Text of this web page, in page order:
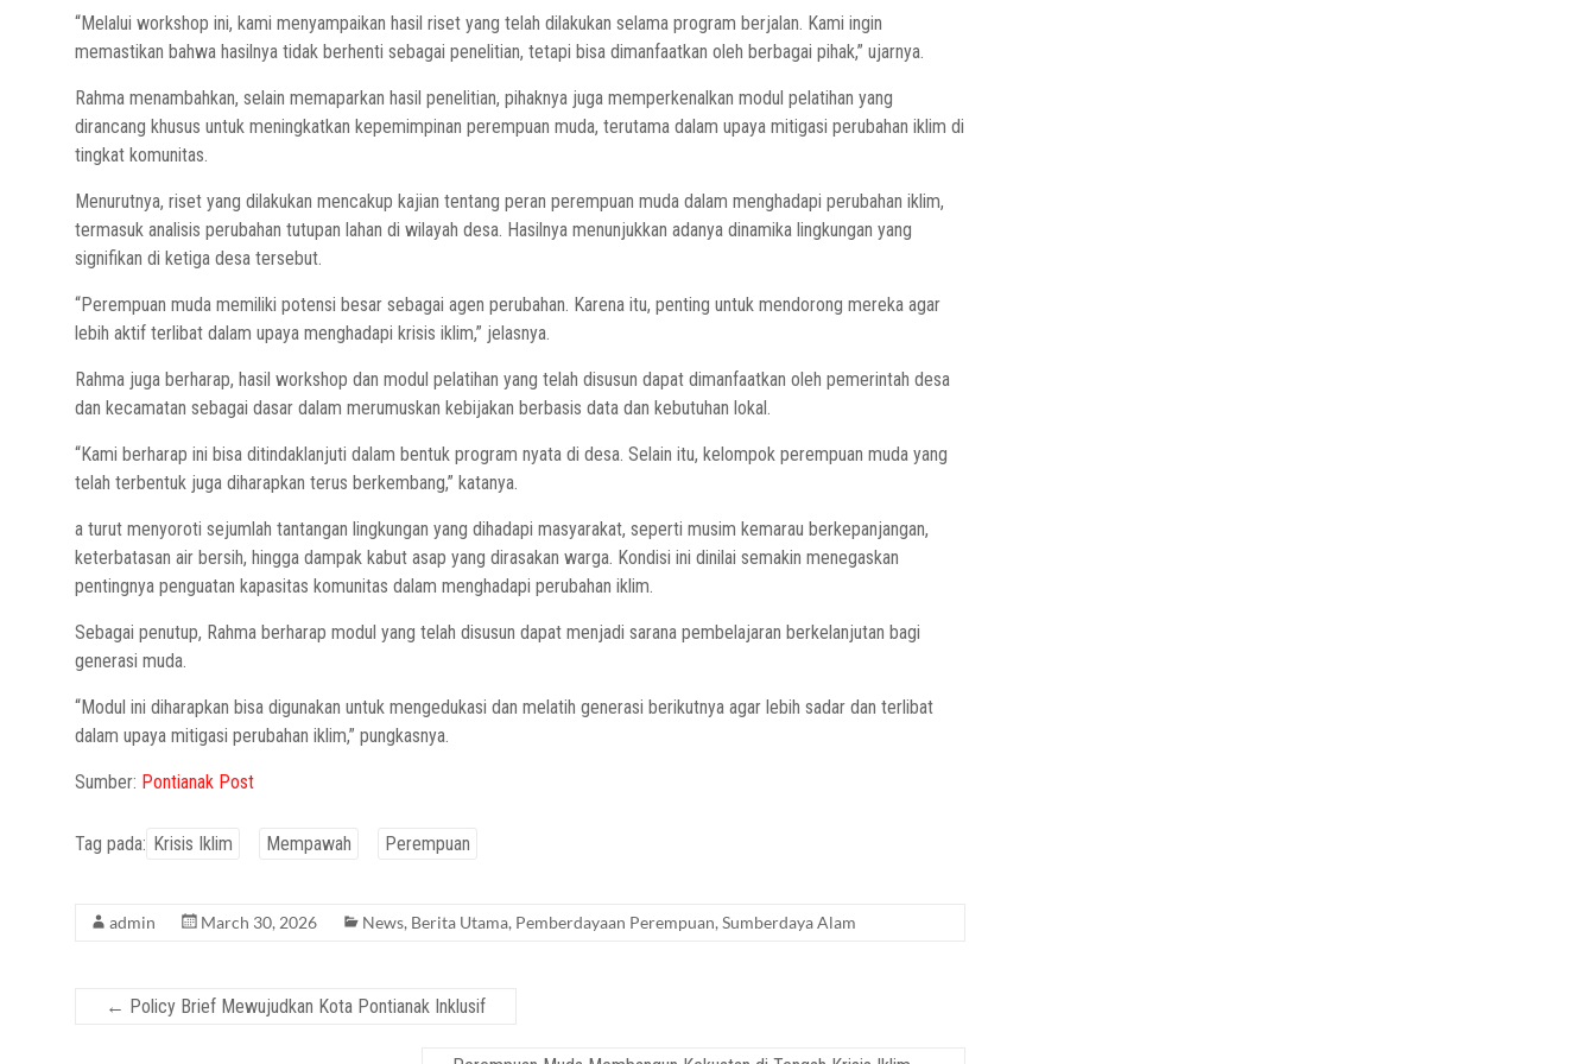
“Melalui workshop ini, kami menyampaikan hasil riset yang telah dilakukan selama program berjalan. Kami ingin
memastikan bahwa hasilnya tidak berhenti sebagai penelitian, tetapi bisa dimanfaatkan oleh berbagai pihak,” ujarnya.
Rahma menambahkan, selain memaparkan hasil penelitian, pihaknya juga memperkenalkan modul pelatihan yang
dirancang khusus untuk meningkatkan kepemimpinan perempuan muda, terutama dalam upaya mitigasi perubahan iklim di
tingkat komunitas.
Menurutnya, riset yang dilakukan mencakup kajian tentang peran perempuan muda dalam menghadapi perubahan iklim,
termasuk analisis perubahan tutupan lahan di wilayah desa. Hasilnya menunjukkan adanya dinamika lingkungan yang
signifikan di ketiga desa tersebut.
“Perempuan muda memiliki potensi besar sebagai agen perubahan. Karena itu, penting untuk mendorong mereka agar
lebih aktif terlibat dalam upaya menghadapi krisis iklim,” jelasnya.
Rahma juga berharap, hasil workshop dan modul pelatihan yang telah disusun dapat dimanfaatkan oleh pemerintah desa
dan kecamatan sebagai dasar dalam merumuskan kebijakan berbasis data dan kebutuhan lokal.
“Kami berharap ini bisa ditindaklanjuti dalam bentuk program nyata di desa. Selain itu, kelompok perempuan muda yang
telah terbentuk juga diharapkan terus berkembang,” katanya.
a turut menyoroti sejumlah tantangan lingkungan yang dihadapi masyarakat, seperti musim kemarau berkepanjangan,
keterbatasan air bersih, hingga dampak kabut asap yang dirasakan warga. Kondisi ini dinilai semakin menegaskan
pentingnya penguatan kapasitas komunitas dalam menghadapi perubahan iklim.
Sebagai penutup, Rahma berharap modul yang telah disusun dapat menjadi sarana pembelajaran berkelanjutan bagi
generasi muda.
“Modul ini diharapkan bisa digunakan untuk mengedukasi dan melatih generasi berikutnya agar lebih sadar dan terlibat
dalam upaya mitigasi perubahan iklim,” pungkasnya.
Sumber: Pontianak Post
Tag pada: Krisis Iklim Mempawah Perempuan
admin March 30, 2026 News, Berita Utama, Pemberdayaan Perempuan, Sumberdaya Alam
← Policy Brief Mewujudkan Kota Pontianak Inklusif